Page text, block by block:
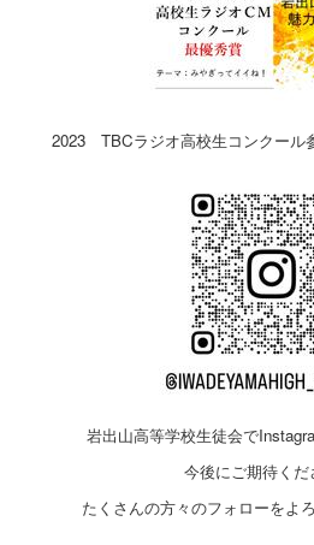
2023 TBCラジオ高校生コンクール
岩出山高等学校生徒会で
今後にご期待くだ
たくさんの方々のフォローをよ